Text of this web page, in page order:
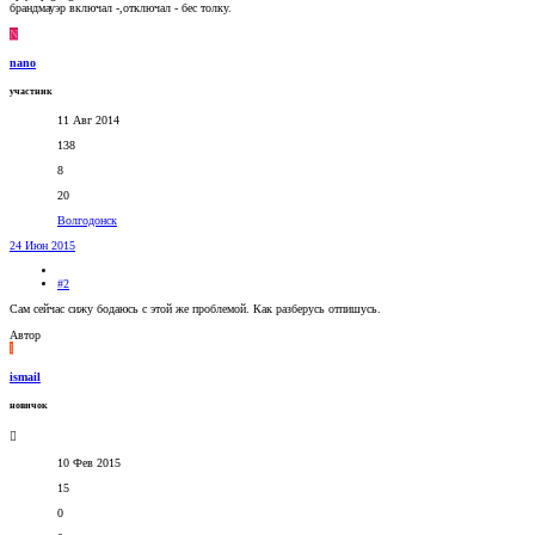
брандмауэр включал -,отключал - бес толку.
N
nano
участник
11 Авг 2014
138
8
20
Волгодонск
24 Июн 2015
#2
Сам сейчас сижу бодаюсь с этой же проблемой. Как разберусь отпишусь.
Автор
I
ismail
новичок
10 Фев 2015
15
0